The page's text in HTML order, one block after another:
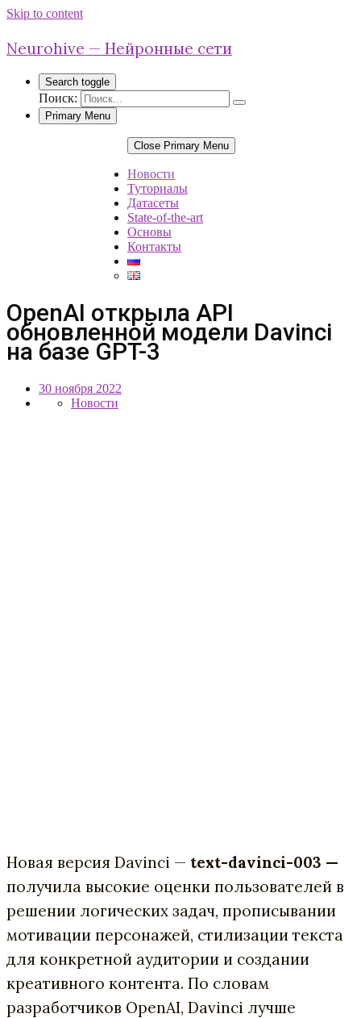
Skip to content
Neurohive — Нейронные сети
Search toggle
Поиск:
Primary Menu
Close Primary Menu
Новости
Туториалы
Датасеты
State-of-the-art
Основы
Контакты
OpenAI открыла API
обновленной модели Davinci
на базе GPT-3
30 ноября 2022
Новости
Новая версия Davinci — text-davinci-003 —
получила высокие оценки пользователей в
решении логических задач, прописывании
мотивации персонажей, стилизации текста
для конкретной аудитории и создании
креативного контента. По словам
разработчиков OpenAI, Davinci лучше